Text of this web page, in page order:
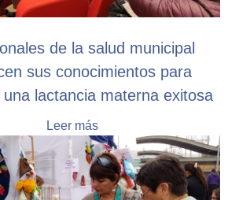
de la salud municipal
sus conocimientos para
lactancia materna exitosa
Leer más